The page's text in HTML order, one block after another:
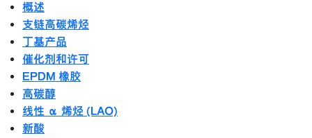
概述
支链高碳烯烃
丁基产品
催化剂和许可
EPDM 橡胶
高碳醇
线性 α 烯烃 (LAO)
新酸